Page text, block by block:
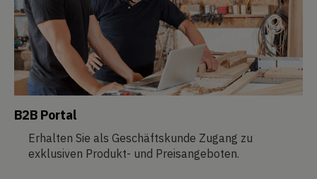
B2B Portal
Erhalten Sie als Geschäftskunde Zugang zu
exklusiven Produkt- und Preisangeboten.